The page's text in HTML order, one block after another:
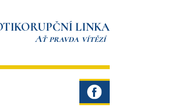
LINKA
Ať pravda vítězí